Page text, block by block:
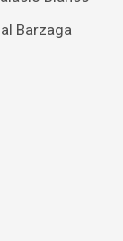
Barzaga